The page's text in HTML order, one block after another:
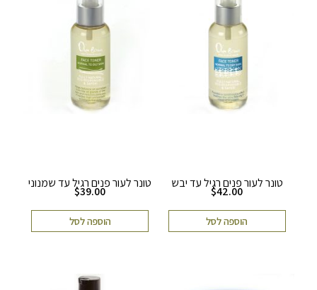
טונר לעור פנים רגיל עד יבש
$42.00
הוספה לסל
טונר לעור פנים רגיל עד שמנוני
$39.00
הוספה לסל